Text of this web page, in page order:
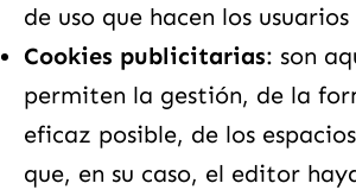
de uso que hacen los
Cookies publicitarias: son
permiten la gestión, de la
eficaz posible, de los
que, en su caso, el editor